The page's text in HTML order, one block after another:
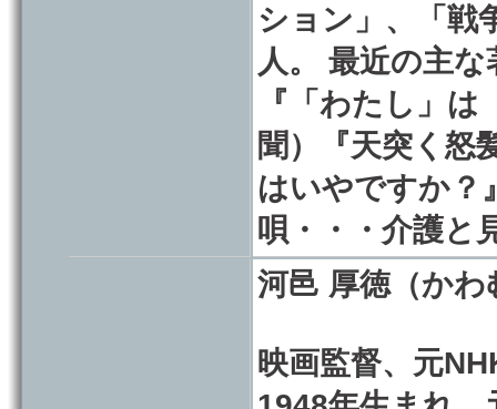
ション」、「戦
人。 最近の主
『「わたし」
聞）『天突く怒
はいやですか？
唄・・・介護と
河邑 厚徳（か
映画監督、元